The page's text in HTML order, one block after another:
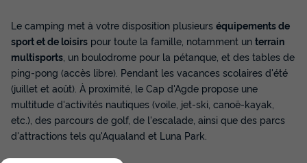
Le camping met à votre disposition plusieurs équipements de
sport et de loisirs pour toute la famille, notamment un terrain
multisports , un boulodrome pour la pétanque, et des tables de
ping-pong (accès libre). Pendant les vacances scolaires d'été
(juillet et août). À proximité, le Cap d'Agde propose une
multitude d'activités nautiques (voile, jet-ski, canoë-kayak,
etc.), des parcours de golf, de l'escalade, ainsi que des parcs
d'attractions tels qu'Aqualand et Luna Park.